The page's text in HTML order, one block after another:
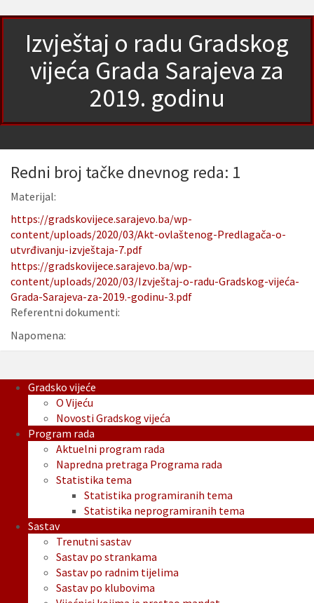
Izvještaj o radu Gradskog
vijeća Grada Sarajeva za
2019. godinu
Redni broj tačke dnevnog reda: 1
Materijal:
https://gradskovijece.sarajevo.ba/wp-
content/uploads/2020/03/Akt-ovlaštenog-Predlagača-o-
utvrđivanju-izvještaja-7.pdf
https://gradskovijece.sarajevo.ba/wp-
content/uploads/2020/03/Izvještaj-o-radu-Gradskog-vijeća-
Grada-Sarajeva-za-2019.-godinu-3.pdf
Referentni dokumenti:
Napomena:
Gradsko vijeće
O Vijeću
Novosti Gradskog vijeća
Program rada
Aktuelni program rada
Napredna pretraga Programa rada
Statistika tema
Statistika programiranih tema
Statistika neprogramiranih tema
Sastav
Trenutni sastav
Sastav po strankama
Sastav po radnim tijelima
Sastav po klubovima